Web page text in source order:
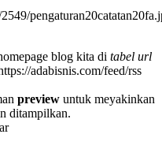
blog kita di tabel url
adabisnis.com/feed/rss
preview untuk meyakinkan
ditampilkan.